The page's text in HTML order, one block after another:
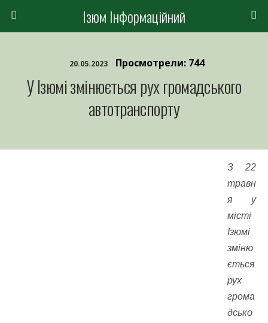
Ізюм Інформаційний
20.05.2023 Просмотрели: 744
У Ізюмі змінюється рух громадського
автотранспорту
З 22
травн
я у
місті
Ізюмі
зміню
ється
рух
грома
дсько